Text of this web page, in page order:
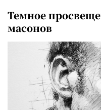
Темное
масонов